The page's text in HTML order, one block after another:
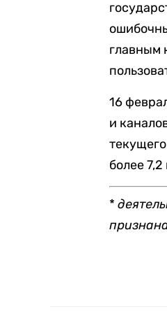
главным
16
и
более
*